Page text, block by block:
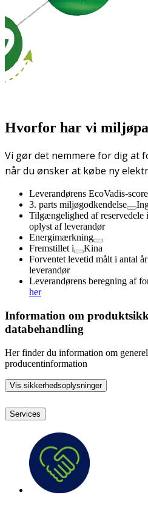
Hvorfor har vi
Vi gør det nemmere for dig at
når du ønsker at købe ny
Leverandørens EcoVadis-score
3. parts miljøgodkendelse
Tilgængelighed af reservedele
oplyst af leverandør
Energimærkning
Fremstillet i
Kina
Forventet levetid målt i antal år
leverandør
Leverandørens beregning af
her
Information om
databehandling
Her finder du information om
producentinformation
Vis sikkerhedsoplysninger
Services